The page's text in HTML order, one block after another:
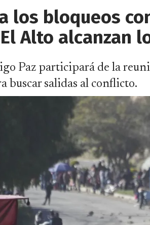
los bloqueos
Alto alcanzan
Paz participará de la
buscar salidas al conflicto.